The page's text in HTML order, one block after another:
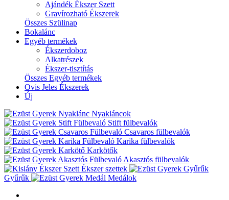
Ajándék Ékszer Szett
Gravírozható Ékszerek
Összes Szülinap
Bokalánc
Egyéb termékek
Ékszerdoboz
Alkatrészek
Ékszer-tisztítás
Összes Egyéb termékek
Ovis Jeles Ékszerek
Új
Nyakláncok
Stift fülbevalók
Csavaros fülbevalók
Karika fülbevalók
Karkötők
Akasztós fülbevalók
Ékszer szettek
Gyűrűk
Medálok